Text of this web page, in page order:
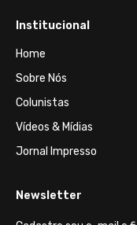
Institucional
Home
Sobre Nós
Colunistas
Vídeos & Mídias
Jornal Impresso
Newsletter